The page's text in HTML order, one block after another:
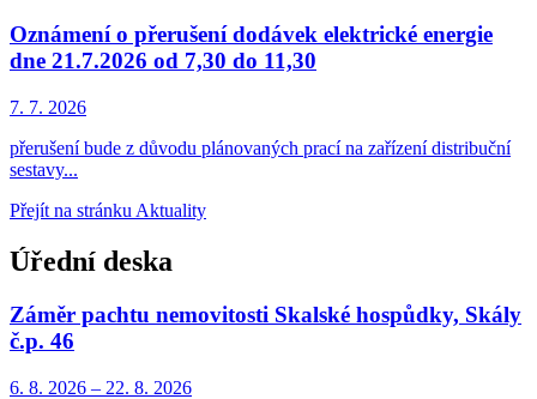
Oznámení o přerušení dodávek elektrické energie
dne 21.7.2026 od 7,30 do 11,30
7. 7. 2026
přerušení bude z důvodu plánovaných prací na zařízení distribuční
sestavy...
Přejít na stránku Aktuality
Úřední deska
Záměr pachtu nemovitosti Skalské hospůdky, Skály
č.p. 46
6. 8. 2026 – 22. 8. 2026